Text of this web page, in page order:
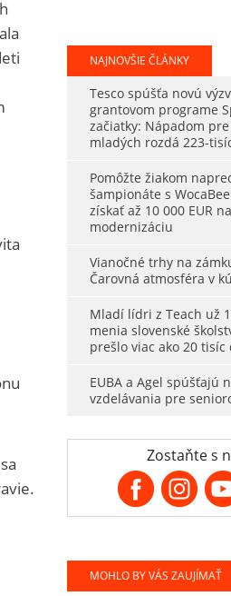
NAJNOVŠIE ČLÁNKY
Tesco spúšťa novú
grantovom programe
začiatky: Nápadom
mladých rozdá 223-
Pomôžte žiakom
šampionáte s
získať až 10 000 EUR na
modernizáciu
Vianočné trhy na
Čarovná atmosféra v
Mladí lídri z Teach už
menia slovenské
prešlo viac ako 20 tisíc
EUBA a Agel spúšťajú
vzdelávania pre
Zostaňte s
MOHLO BY VÁS ZAUJÍMAŤ